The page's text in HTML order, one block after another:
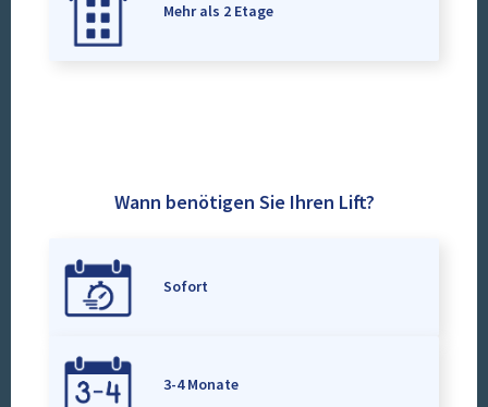
Mehr als 2 Etage
Wann benötigen Sie Ihren Lift?
Sofort
3-4 Monate